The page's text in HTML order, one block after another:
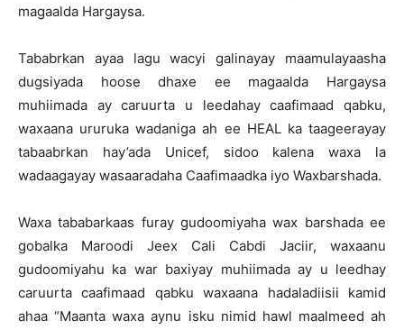
magaalda Hargaysa.
Tababrkan ayaa lagu wacyi galinayay maamulayaasha
dugsiyada hoose dhaxe ee magaalda Hargaysa
muhiimada ay caruurta u leedahay caafimaad qabku,
waxaana ururuka wadaniga ah ee HEAL ka taageerayay
tabaabrkan hay’ada Unicef, sidoo kalena waxa la
wadaagayay wasaaradaha Caafimaadka iyo Waxbarshada.
Waxa tababarkaas furay gudoomiyaha wax barshada ee
gobalka Maroodi Jeex Cali Cabdi Jaciir, waxaanu
gudoomiyahu ka war baxiyay muhiimada ay u leedhay
caruurta caafimaad qabku waxaana hadaladiisii kamid
ahaa “Maanta waxa aynu isku nimid hawl maalmeed ah